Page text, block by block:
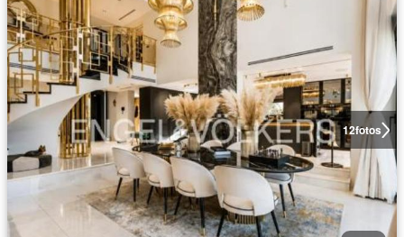
12fotos